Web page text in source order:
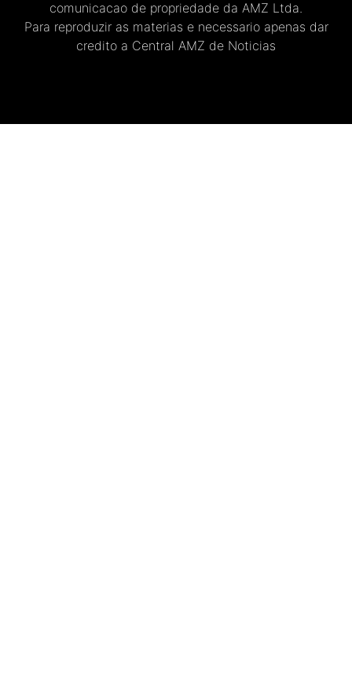
comunicacao de propriedade da AMZ Ltda.
Para reproduzir as materias e necessario apenas dar
credito a Central AMZ de Noticias